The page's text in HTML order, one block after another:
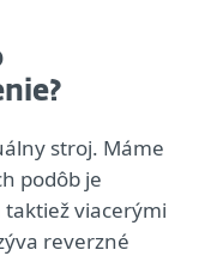
stroj. Máme
podôb je
taktiež viacerými
reverzné